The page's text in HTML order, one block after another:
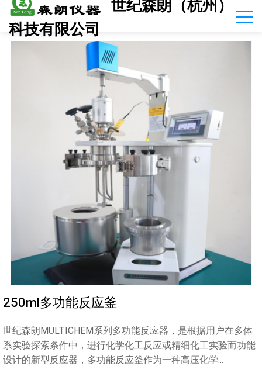
世纪森朗（杭州）
科技有限公司
250ml多功能反应釜
世纪森朗MULTICHEM系列多功能反应器，是根据用户在多体
系实验探索条件中，进行化学化工反应或精细化工实验而功能
设计的新型反应器，多功能反应釜作为一种高压化学...